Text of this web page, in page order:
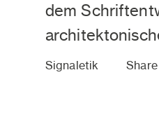
dem
Signaletik Share